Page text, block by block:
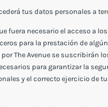
tus datos personales a
fuera necesario el acceso a
para la prestación de
The Avenue se suscribirán
para garantizar la
y el correcto ejercicio de